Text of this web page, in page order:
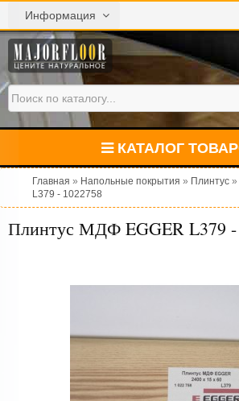
Информация
КАТАЛОГ
Главная » Напольные покрытия » Плинтус »
L379 - 1022758
Плинтус МДФ EGGER L379 -